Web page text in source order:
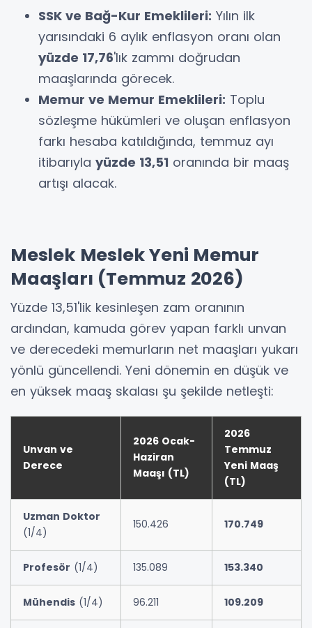
SSK ve Bağ-Kur Emeklileri: Yılın ilk
yarısındaki 6 aylık enflasyon oranı olan
yüzde 17,76'lık zammı doğrudan
maaşlarında görecek.
Memur ve Memur Emeklileri: Toplu
sözleşme hükümleri ve oluşan enflasyon
farkı hesaba katıldığında, temmuz ayı
itibarıyla yüzde 13,51 oranında bir maaş
artışı alacak.
Meslek Meslek Yeni Memur
Maaşları (Temmuz 2026)
Yüzde 13,51'lik kesinleşen zam oranının
ardından, kamuda görev yapan farklı unvan
ve derecedeki memurların net maaşları yukarı
yönlü güncellendi. Yeni dönemin en düşük ve
en yüksek maaş skalası şu şekilde netleşti:
Unvan ve
Derece
2026 Ocak-
Haziran
Maaşı (TL)
2026
Temmuz
Yeni Maaş
(TL)
Uzman Doktor
(1/4)
150.426 170.749
Profesör (1/4) 135.089 153.340
Mühendis (1/4) 96.211 109.209